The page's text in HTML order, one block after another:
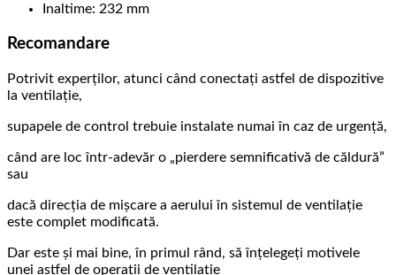
Inaltime: 232 mm
Recomandare
Potrivit experților, atunci când conectați astfel de dispozitive
la ventilație,
supapele de control trebuie instalate numai în caz de urgență,
când are loc într-adevăr o „pierdere semnificativă de căldură”
sau
dacă direcția de mișcare a aerului în sistemul de ventilație
este complet modificată.
Dar este și mai bine, în primul rând, să înțelegeți motivele
unei astfel de operații de ventilație